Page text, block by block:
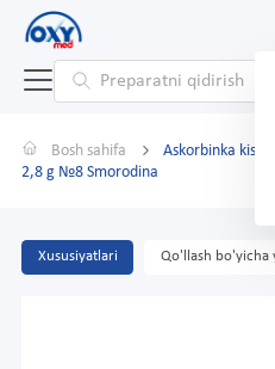
Bosh sahifa
Askorbinka
2,8 g №8 Smorodina
Xususiyatlari Qo'llash bo'yicha